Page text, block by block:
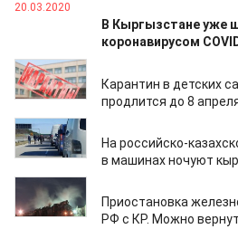
20.03.2020
В Кыргызстане уже
коронавирусом
19.03.2020
Карантин в детских
продлится до 8
19.03.2020
На российско-
в машинах ночуют
19.03.2020
Приостановка
РФ с КР. Можно